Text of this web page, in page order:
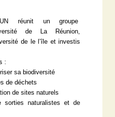
réunit un groupe
de La Réunion,
de le l’île et investis
:
sa biodiversité
de déchets
de sites naturels
naturalistes et de